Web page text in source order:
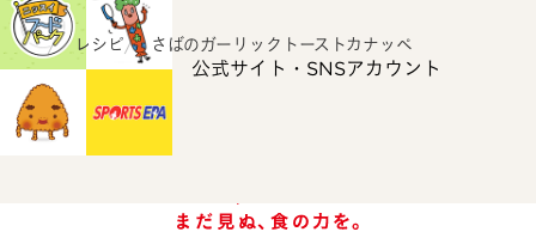
公式サイト・SNSアカウント
ホーム レシピ さばのガーリックトーストカナッペ